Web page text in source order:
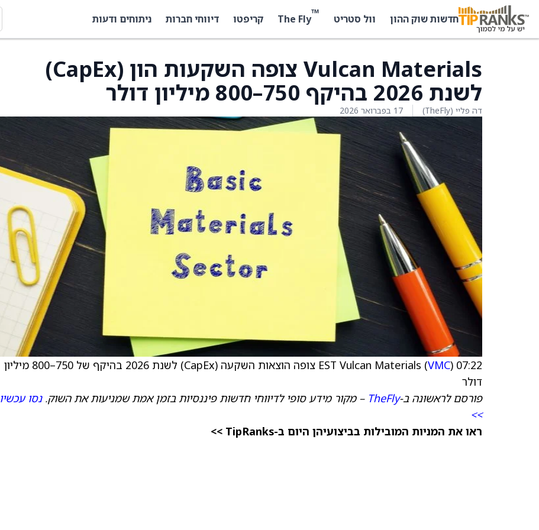
חדשות שוק ההון וול סטריט ™
The Fly קריפטו דיווחי חברות ניתוחים ודעות
Vulcan Materials צופה השקעות הון (CapEx)
לשנת 2026 בהיקף 750–800 מיליון דולר
דה פליי (TheFly) 17 בפברואר 2026
07:22 EST Vulcan Materials (
VMC
) צופה הוצאות השקעה (CapEx) לשנת 2026 בהיקף של 750–800 מיליון
דולר
פורסם לראשונה ב-TheFly – מקור מידע סופי לדיווחי חדשות פיננסיות בזמן אמת שמניעות את השוק.נסו עכשיו
>>
ראו את המניות המובילות בביצועיהן היום ב-TipRanks >>